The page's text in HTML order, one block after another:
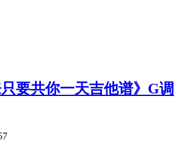
要共你一天吉他谱》G调